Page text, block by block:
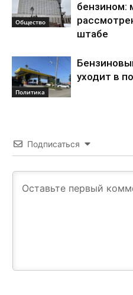
Общество
бензином:
штабе
Политика
уходит в
Подписаться